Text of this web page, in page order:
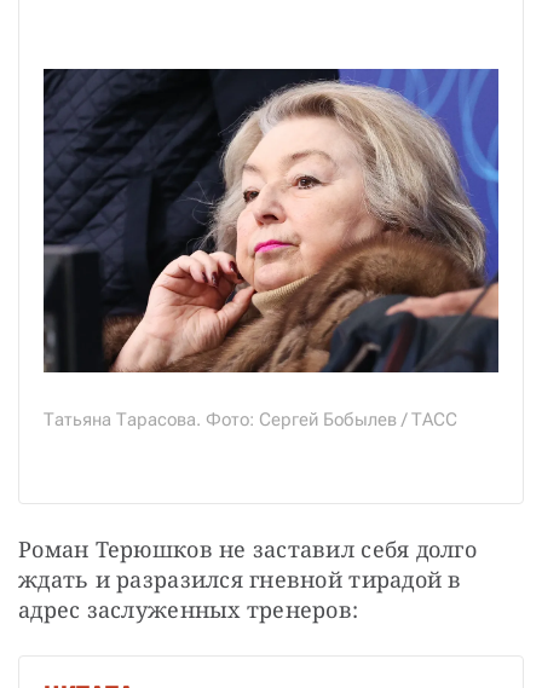
Татьяна Тарасова. Фото: Сергей Бобылев / ТАСС
Роман Терюшков не заставил себя долго
ждать и разразился гневной тирадой в
адрес заслуженных тренеров: